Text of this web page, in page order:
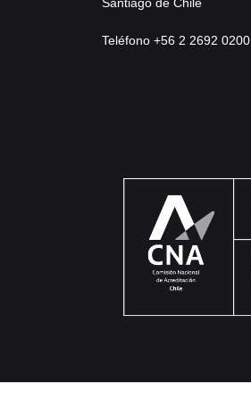
Santiago de Chile
Teléfono +56 2 2692 0200